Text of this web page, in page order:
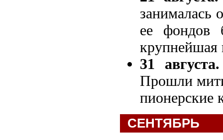
занималась
ее фондов
крупнейшая
31 августа.
Прошли
пионерские
СЕНТЯБРЬ